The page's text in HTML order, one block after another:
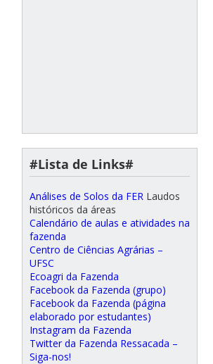
#Lista de Links#
Análises de Solos da FER Laudos
históricos da áreas
Calendário de aulas e atividades na
fazenda
Centro de Ciências Agrárias –
UFSC
Ecoagri da Fazenda
Facebook da Fazenda (grupo)
Facebook da Fazenda (página
elaborado por estudantes)
Instagram da Fazenda
Twitter da Fazenda Ressacada –
Siga-nos!